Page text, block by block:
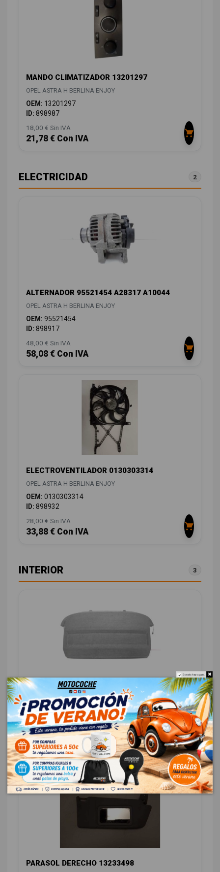
MANDO CLIMATIZADOR 13201297
OPEL ASTRA H BERLINA ENJOY
OEM: 13201297
ID: 898987
18,00 € Sin IVA
21,78 € Con IVA
ELECTRICIDAD 2
ALTERNADOR 95521454 A28317 A10044
OPEL ASTRA H BERLINA ENJOY
OEM: 95521454
ID: 898917
48,00 € Sin IVA
58,08 € Con IVA
ELECTROVENTILADOR 0130303314
OPEL ASTRA H BERLINA ENJOY
OEM: 0130303314
ID: 898932
28,00 € Sin IVA
33,88 € Con IVA
INTERIOR 3
BANDEJA TRASERA 332004790
OPEL ASTRA H BERLINA ENJOY
OEM:332004790
ID:898966
18,00 € Sin IVA
21,78 € Con IVA
PARASOL DERECHO 13233498
Do not show again.